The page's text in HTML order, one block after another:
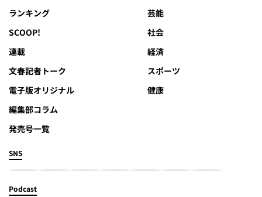
ランキング
SCOOP!
連載
文春記者トーク
電子版オリジナル
編集部コラム
発売号一覧
芸能
社会
経済
スポーツ
健康
SNS
Podcast